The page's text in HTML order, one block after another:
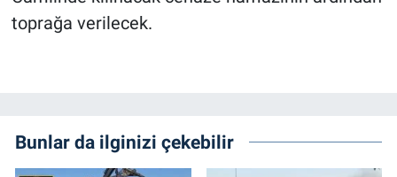
toprağa verilecek.
Bunlar da ilginizi çekebilir